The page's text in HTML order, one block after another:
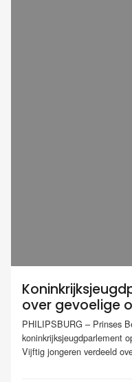
over gevoelige
PHILIPSBURG – Prinses
koninkrijksjeugdparlement
Vijftig jongeren verdeeld